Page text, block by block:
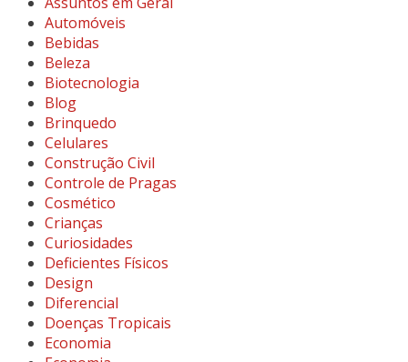
Automóveis
Bebidas
Beleza
Biotecnologia
Blog
Brinquedo
Celulares
Construção Civil
Controle de Pragas
Cosmético
Crianças
Curiosidades
Deficientes Físicos
Design
Diferencial
Doenças Tropicais
Economia